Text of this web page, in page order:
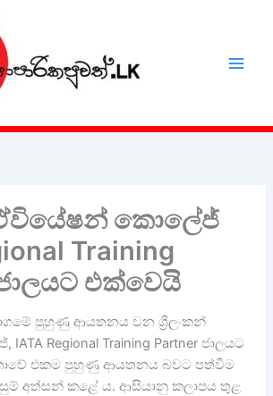
ඒවියේෂන් කොලේජ්
Training
එක්වෙයි
පුහුණු ආයතනය වන ශ්‍රීලංකන්
Regional Training Partner ජාලයට
එකම පුහුණු ආයතනය බවට පත්වීම
අත්සන් කළේ ය. ආසියානු කලාපය තුළ